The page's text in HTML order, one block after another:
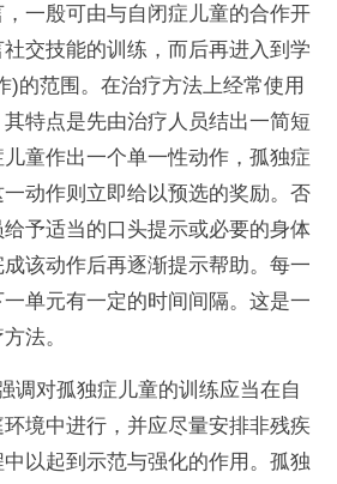
一殷可由与自闭症儿童的合作开
交技能的训练，而后再进入到学
)的范围。在治疗方法上经常使用
特点是先由治疗人员结出一简短
童作出一个单一性动作，孤独症
动作则立即给以预选的奖励。否
予适当的口头提示或必要的身体
该动作后再逐渐提示帮助。每一
单元有一定的时间间隔。这是一
法。
调对孤独症儿童的训练应当在自
境中进行，并应尽量安排非残疾
以起到示范与强化的作用。孤独